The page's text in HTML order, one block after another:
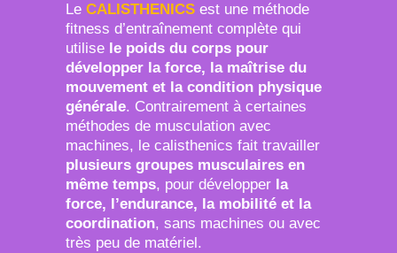
Le CALISTHENICS est une méthode
fitness d’entraînement complète qui
utilise le poids du corps pour
développer la force, la maîtrise du
mouvement et la condition physique
générale. Contrairement à certaines
méthodes de musculation avec
machines, le calisthenics fait travailler
plusieurs groupes musculaires en
même temps, pour développer la
force, l’endurance, la mobilité et la
coordination, sans machines ou avec
très peu de matériel.